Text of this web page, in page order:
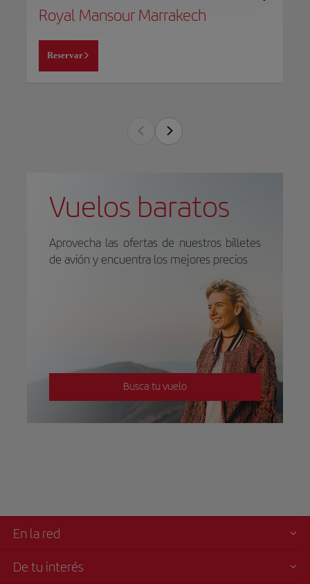
Royal Mansour Marrakech
Reservar
Vuelos baratos
Aprovecha las ofertas de nuestros billetes
de avión y encuentra los mejores precios
Busca tu vuelo
En la red
De tu interés